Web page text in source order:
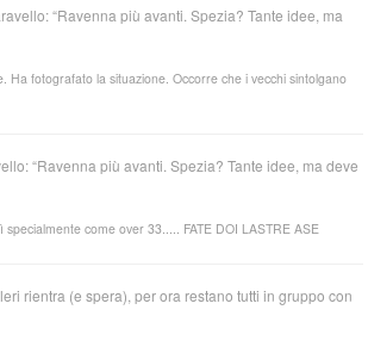
“Ravenna più avanti. Spezia? Tante idee, ma
Ha fotografato la situazione. Occorre che i vecchi sintolgano
“Ravenna più avanti. Spezia? Tante idee, ma deve
specialmente come over 33..... FATE DOI LASTRE ASE
rientra (e spera), per ora restano tutti in gruppo con